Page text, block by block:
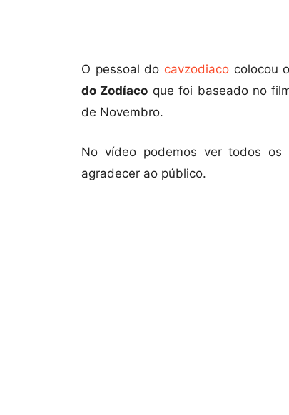
O pessoal do cavzodiaco colocou
do Zodíaco que foi baseado no
de Novembro.
No vídeo podemos ver todos
agradecer ao público.